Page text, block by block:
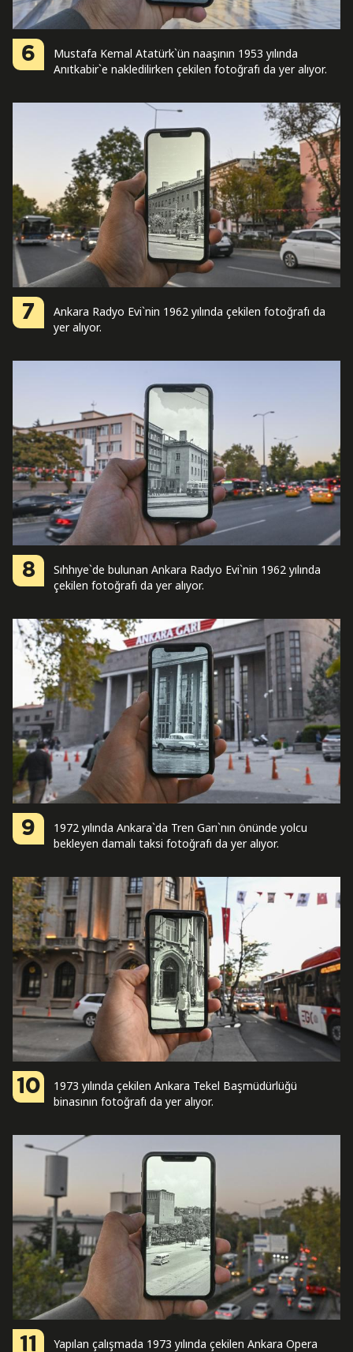
6
Mustafa Kemal Atatürk`ün naaşının 1953 yılında
Anıtkabir`e nakledilirken çekilen fotoğrafı da yer alıyor.
7
Ankara Radyo Evi`nin 1962 yılında çekilen fotoğrafı da
yer alıyor.
8
Sıhhıye`de bulunan Ankara Radyo Evi`nin 1962 yılında
çekilen fotoğrafı da yer alıyor.
9
1972 yılında Ankara`da Tren Garı`nın önünde yolcu
bekleyen damalı taksi fotoğrafı da yer alıyor.
10
1973 yılında çekilen Ankara Tekel Başmüdürlüğü
binasının fotoğrafı da yer alıyor.
11
Yapılan çalışmada 1973 yılında çekilen Ankara Opera